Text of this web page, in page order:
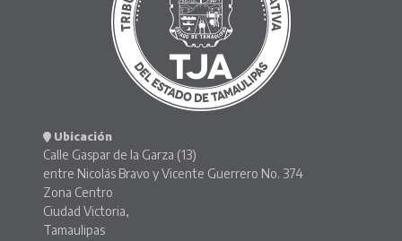
Ubicación
Calle Gaspar de la Garza (13)
entre Nicolás Bravo y Vicente Guerrero No. 374
Zona Centro
Ciudad Victoria,
Tamaulipas